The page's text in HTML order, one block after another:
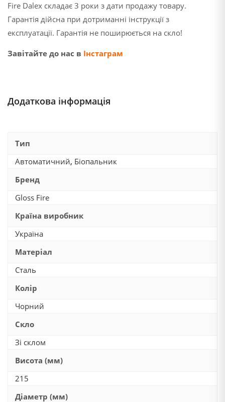
Fire Dalex складає 3 роки з дати продажу товару.
Гарантія дійсна при дотриманні інструкції з
експлуатації. Гарантія не поширюється на скло!
Завітайте до нас в Інстаграм
Додаткова інформація
Тип
Автоматичний, Біопальник
Бренд
Gloss Fire
Країна виробник
Україна
Матеріал
Сталь
Колір
Чорний
Скло
Зі склом
Висота (мм)
215
Діаметр (мм)